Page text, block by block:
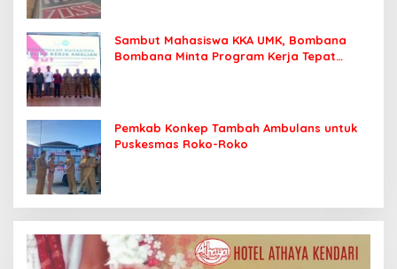
Sambut Mahasiswa KKA UMK, Bombana
Bombana Minta Program Kerja Tepat
Pemkab Konkep Tambah Ambulans untuk
Puskesmas Roko-Roko